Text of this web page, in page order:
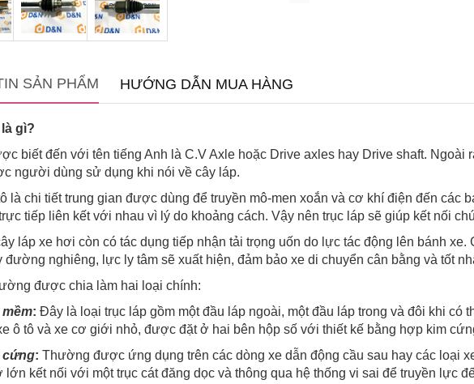
SẢN PHẨM HƯỚNG DẪN MUA HÀNG
gì?
biết đến với tên tiếng Anh là C.V Axle hoặc Drive axles hay Drive shaft. Ngoài
người dùng sử dụng khi nói về cây láp.
là chi tiết trung gian được dùng để truyền mô-men xoắn và cơ khí điện đến các
tiếp liên kết với nhau vì lý do khoảng cách. Vậy nên trục láp sẽ giúp kết nối
láp xe hơi còn có tác dụng tiếp nhận tải trọng uốn do lực tác động lên bánh
đường nghiêng, lực ly tâm sẽ xuất hiện, đảm bảo xe di chuyển cân bằng và tốt
được chia làm hai loại chính:
: Đây là loại trục láp gồm một đầu láp ngoài, một đầu láp trong và đôi khi có
ô tô và xe cơ giới nhỏ, được đặt ở hai bên hộp số với thiết kế bằng hợp kim
cứng: Thường được ứng dụng trên các dòng xe dẫn động cầu sau hay các loại
lớn kết nối với một trục cát đăng dọc và thông qua hệ thống vi sai để truyền lực